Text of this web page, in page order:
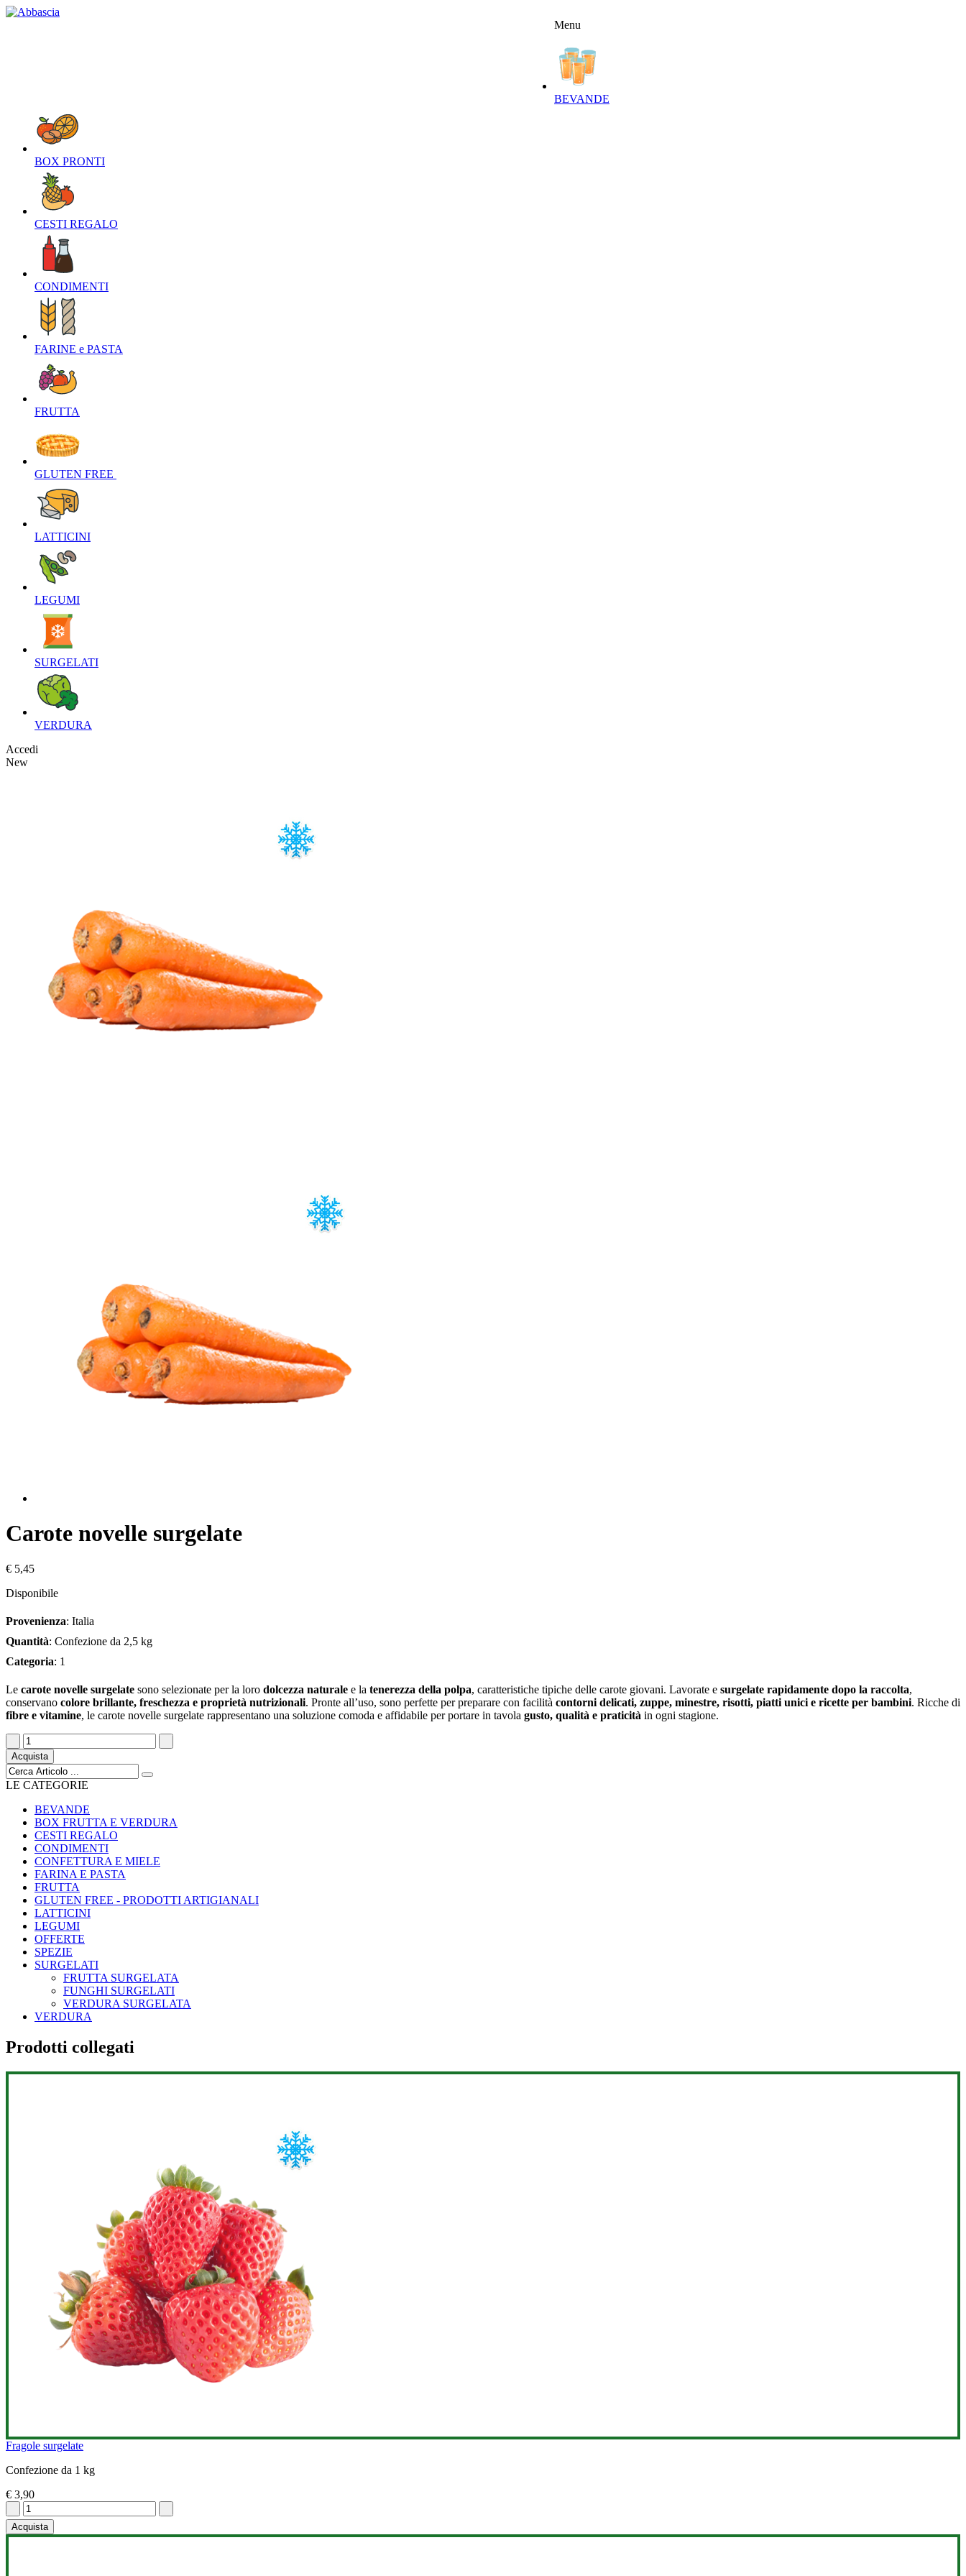
Menu
BEVANDE‎
BOX PRONTI‎
CESTI REGALO‎
CONDIMENTI‎
FARINE e PASTA‎
FRUTTA‎
GLUTEN FREE ‎
LATTICINI‎
LEGUMI‎
SURGELATI‎
VERDURA‎
Accedi
New
Carote novelle surgelate
€ 5,45
Disponibile
Provenienza: Italia
Quantità: Confezione da 2,5 kg
Categoria: 1
Le carote novelle surgelate sono selezionate per la loro dolcezza naturale e la tenerezza della polpa, caratteristiche tipiche delle carote giovani. Lavorate e surgelate rapidamente dopo la raccolta,
conservano colore brillante, freschezza e proprietà nutrizionali. Pronte all’uso, sono perfette per preparare con facilità contorni delicati, zuppe, minestre, risotti, piatti unici e ricette per bambini. Ricche di
fibre e vitamine, le carote novelle surgelate rappresentano una soluzione comoda e affidabile per portare in tavola gusto, qualità e praticità in ogni stagione.
Acquista
LE CATEGORIE
BEVANDE
BOX FRUTTA E VERDURA
CESTI REGALO
CONDIMENTI
CONFETTURA E MIELE
FARINA E PASTA
FRUTTA
GLUTEN FREE - PRODOTTI ARTIGIANALI
LATTICINI
LEGUMI
OFFERTE
SPEZIE
SURGELATI
FRUTTA SURGELATA
FUNGHI SURGELATI
VERDURA SURGELATA
VERDURA
Prodotti collegati
Fragole surgelate
Confezione da 1 kg
€ 3,90
Acquista